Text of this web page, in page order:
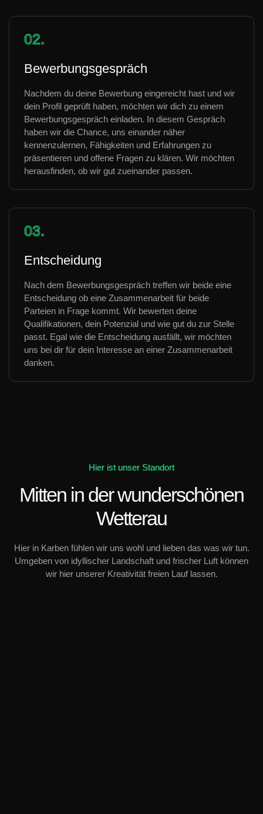
02.
Bewerbungsgespräch
Nachdem du deine Bewerbung eingereicht hast und wir
dein Profil geprüft haben, möchten wir dich zu einem
Bewerbungsgespräch einladen. In diesem Gespräch
haben wir die Chance, uns einander näher
kennenzulernen, Fähigkeiten und Erfahrungen zu
präsentieren und offene Fragen zu klären. Wir möchten
herausfinden, ob wir gut zueinander passen.
03.
Entscheidung
Nach dem Bewerbungsgespräch treffen wir beide eine
Entscheidung ob eine Zusammenarbeit für beide
Parteien in Frage kommt. Wir bewerten deine
Qualifikationen, dein Potenzial und wie gut du zur Stelle
passt. Egal wie die Entscheidung ausfällt, wir möchten
uns bei dir für dein Interesse an einer Zusammenarbeit
danken.
Hier ist unser Standort
Mitten in der wunderschönen
Wetterau
Hier in Karben fühlen wir uns wohl und lieben das was wir tun.
Umgeben von idyllischer Landschaft und frischer Luft können
wir hier unserer Kreativität freien Lauf lassen.